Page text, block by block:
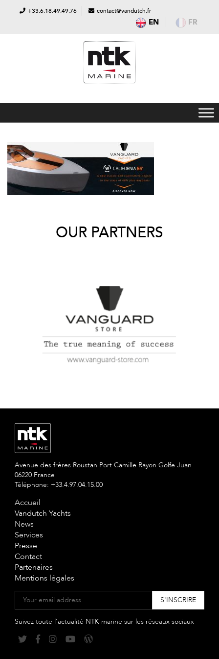
+33.6.18.49.49.76 contact@vandutch.fr
EN FR
OUR PARTNERS
Avenue des frères Roustan Port Camille Rayon Golfe Juan
06220 France
Téléphone: +33.4.97.04.15.00
Accueil
Vandutch Yachts
News
Services
Presse
Contact
Partenaires
Mentions légales
Suivez toute l'actualité NTK marine sur les réseaux sociaux